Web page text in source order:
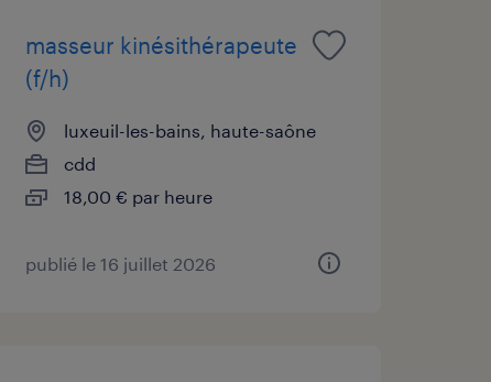
masseur kinésithérapeute
(f/h)
luxeuil-les-bains, haute-saône
cdd
18,00 € par heure
publié le 16 juillet 2026